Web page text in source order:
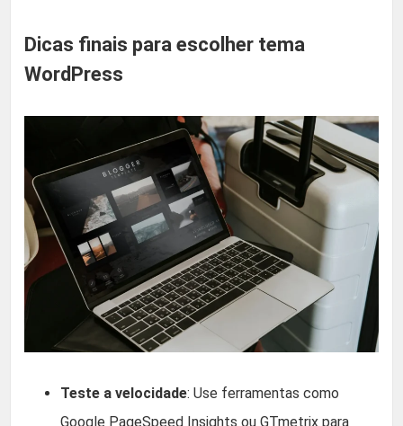
Dicas finais para escolher tema
WordPress
Teste a velocidade: Use ferramentas como
Google PageSpeed Insights ou GTmetrix para